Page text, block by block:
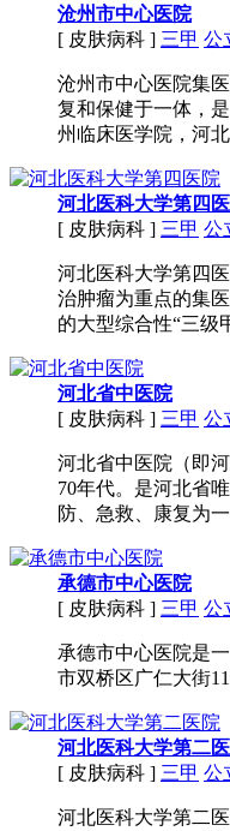
沧州市中心医院
[ 皮肤病科 ] 三甲 公
沧州市中心医院集
复和保健于一体，
州临床医学院，河
河北医科大学第四
[ 皮肤病科 ] 三甲 公
河北医科大学第四
治肿瘤为重点的集
的大型综合性“三级
河北省中医院
[ 皮肤病科 ] 三甲 公
河北省中医院（即
70年代。是河北省
防、急救、康复为
承德市中心医院
[ 皮肤病科 ] 三甲 公
承德市中心医院是
市双桥区广仁大街
河北医科大学第二
[ 皮肤病科 ] 三甲 公
河北医科大学第二